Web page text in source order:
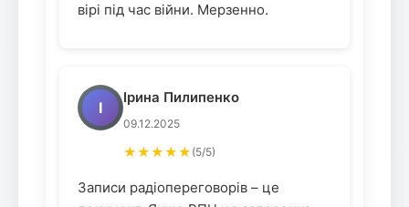
вірі під час війни. Мерзенно.
І
Ірина Пилипенко
09.12.2025
★★★★★ (5/5)
Записи радіопереговорів – це